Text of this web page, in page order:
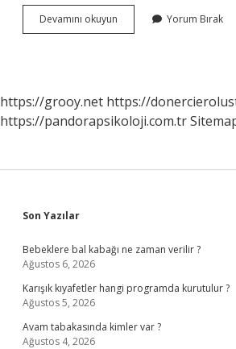
Devamını okuyun
Diyarbakır
Yorum Bırak
https://grooy.net https://
https://pandorapsikoloji.com.tr
Sidebar
Son Yazılar
Bebeklere bal kabağı ne zaman verilir ?
Ağustos 6, 2026
Karışık kıyafetler hangi programda kurutulur ?
Ağustos 5, 2026
Avam tabakasında kimler var ?
Ağustos 4, 2026